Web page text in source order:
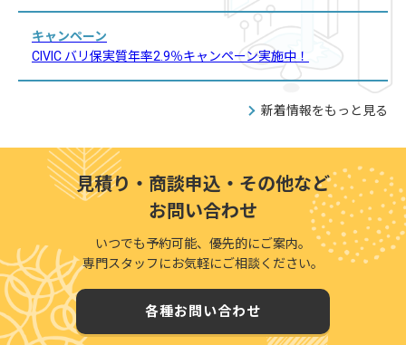
キャンペーン
CIVIC バリ保実質年率2.9％キャンペーン実施中！
新着情報をもっと見る
見積り・商談申込・その他など
お問い合わせ
いつでも予約可能、優先的にご案内。
専門スタッフにお気軽にご相談ください。
各種お問い合わせ